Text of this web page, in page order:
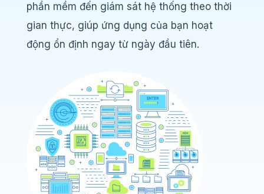
phần mềm đến giám sát hệ thống theo thời
gian thực, giúp ứng dụng của bạn hoạt
động ổn định ngay từ ngày đầu tiên.